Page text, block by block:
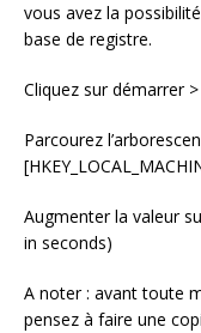
vous avez la
base de registre.
Cliquez sur démarrer
Parcourez
Augmenter la valeur
in seconds)
A noter : avant toute
pensez à faire une